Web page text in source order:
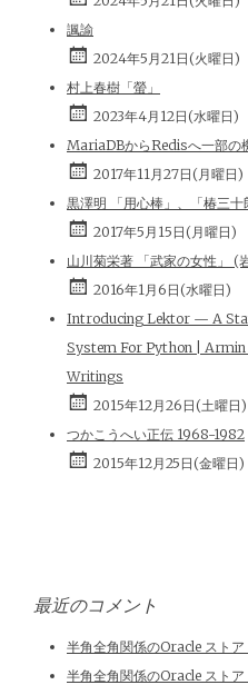
諷諭
2024年5月21日(火曜日)
村上春樹「螢」
2023年4月12日(水曜日)
MariaDBからRedisへ一部の
2017年11月27日(月曜日)
黒澤明 「用心棒」、「椿三
2017年5月15日(月曜日)
山川菊栄著 「武家の女性」 (
2016年1月6日(水曜日)
Introducing Lektor — A
System For Python |
Writings
2015年12月26日(土曜日)
つかこうへい正伝 1968-1982
2015年12月25日(金曜日)
最近のコメント
半角全角関係のOracle スト
半角全角関係のOracle スト